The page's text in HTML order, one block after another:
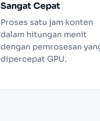
Sangat Cepat
Proses satu jam konten
dalam hitungan menit
dengan pemrosesan
dipercepat GPU.